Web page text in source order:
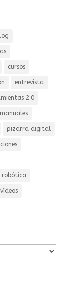
cursos
entrevista
2.0
manuales
pizarra digital
robótica
vídeos